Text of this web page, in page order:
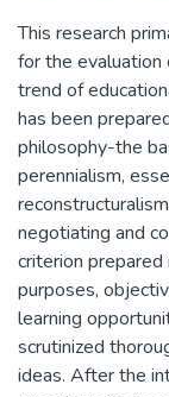
This research
for the evaluation
trend of
has been
philosophy-the
perennialism,
negotiating and
criterion
purposes,
learning
scrutinized
ideas. After the